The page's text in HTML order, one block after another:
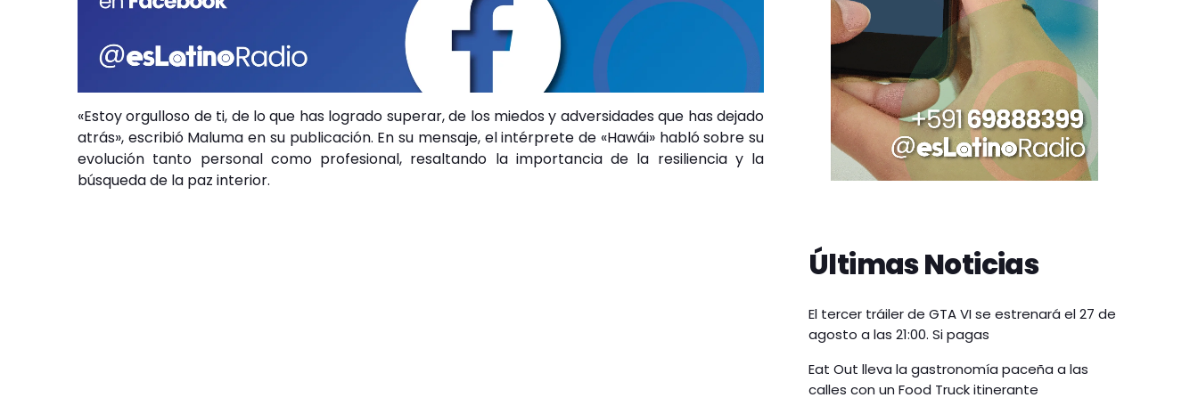
«Estoy orgulloso de ti, de lo que has logrado superar, de los miedos y adversidades que has dejado
atrás», escribió Maluma en su publicación. En su mensaje, el intérprete de «Hawái» habló sobre su
evolución tanto personal como profesional, resaltando la importancia de la resiliencia y la
búsqueda de la paz interior.
Últimas Noticias
El tercer tráiler de GTA VI se estrenará el 27 de
agosto a las 21:00. Si pagas
Eat Out lleva la gastronomía paceña a las
calles con un Food Truck itinerante